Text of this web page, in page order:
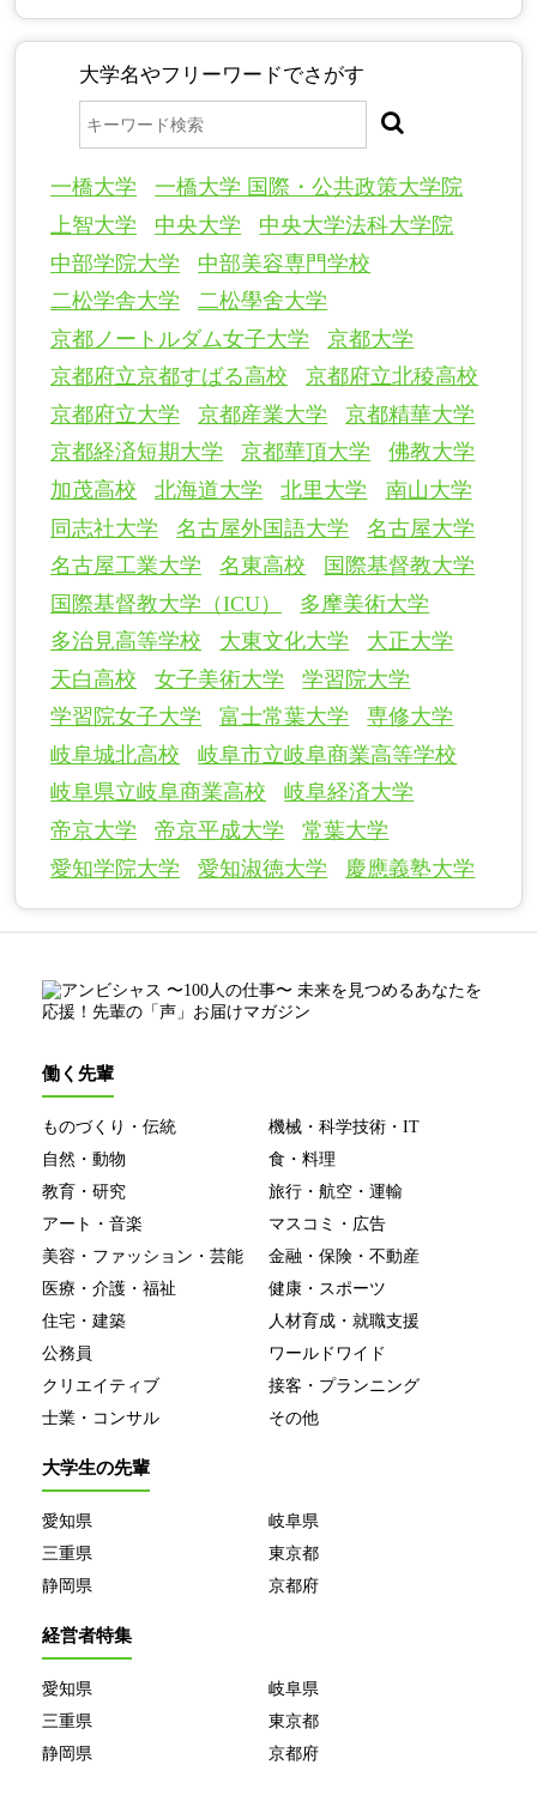
大学名やフリーワードでさがす
一橋大学
一橋大学 国際・公共政策大学院
上智大学
中央大学
中央大学法科大学院
中部学院大学
中部美容専門学校
二松学舎大学
二松學舍大学
京都ノートルダム女子大学
京都大学
京都府立京都すばる高校
京都府立北稜高校
京都府立大学
京都産業大学
京都精華大学
京都経済短期大学
京都華頂大学
佛教大学
加茂高校
北海道大学 北里大学
南山大学
同志社大学
名古屋外国語大学
名古屋大学
名古屋工業大学
名東高校
国際基督教大学
国際基督教大学（ICU）
多摩美術大学
多治見高等学校
大東文化大学
大正大学
天白高校
女子美術大学
学習院大学
学習院女子大学
富士常葉大学
専修大学
岐阜城北高校
岐阜市立岐阜商業高等学校
岐阜県立岐阜商業高校
岐阜経済大学
帝京大学
帝京平成大学
常葉大学
愛知学院大学
愛知淑徳大学 慶應義塾大学
働く先輩
ものづくり・伝統
機械・科学技術・IT
自然・動物
食・料理
教育・研究
旅行・航空・運輸
アート・音楽
マスコミ・広告
美容・ファッション・芸能
金融・保険・不動産
医療・介護・福祉
健康・スポーツ
住宅・建築
人材育成・就職支援
公務員
ワールドワイド
クリエイティブ
接客・プランニング
士業・コンサル
その他
大学生の先輩
愛知県
岐阜県
三重県
東京都
静岡県
京都府
経営者特集
愛知県
岐阜県
三重県
東京都
静岡県
京都府